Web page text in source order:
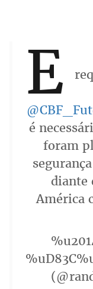
E
é
foram
diante
América